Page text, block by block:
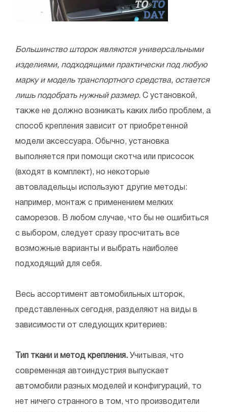
Большинство шторок являются универсальными
изделиями, подходящими практически под любую
марку и модель транспортного средства, остается
лишь подобрать нужный размер. С установкой,
также не должно возникать каких либо проблем, а
способ крепления зависит от приобретенной
модели аксессуара. Обычно, установка
выполняется при помощи скотча или присосок
(входят в комплект), но некоторые
автовладельцы используют другие методы:
например, монтаж с применением мелких
саморезов. В любом случае, что бы не ошибиться
с выбором, следует сразу просчитать все
возможные варианты и выбрать наиболее
подходящий для себя.
Весь ассортимент автомобильных шторок,
представленных сегодня, разделяют на виды в
зависимости от следующих критериев:
Тип ткани и метод крепления. Учитывая, что
современная автоиндустрия выпускает
автомобили разных моделей и конфигураций, то
нет ничего странного в том, что производители